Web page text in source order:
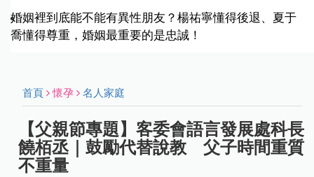
婚姻裡到底能不能有異性朋友？楊祐寧懂得後退、夏于
喬懂得尊重，婚姻最重要的是忠誠！
首頁 懷孕 名人家庭
【父親節專題】客委會語言發展處科長
饒栢丞｜鼓勵代替說教 父子時間重質
不重量